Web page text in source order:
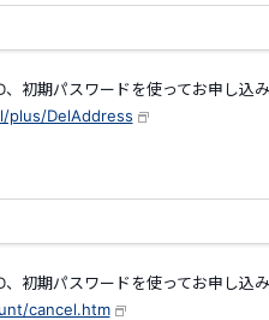
初期パスワードを使ってお申し込み
plus/DelAddress
初期パスワードを使ってお申し込み
cancel.htm